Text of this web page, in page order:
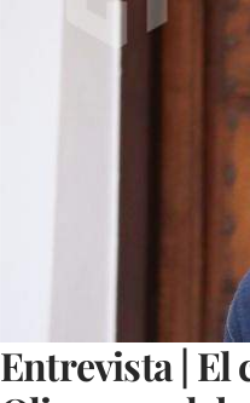
Entrevista | El